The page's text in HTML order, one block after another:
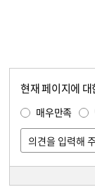
현재 페이지에
매우만족